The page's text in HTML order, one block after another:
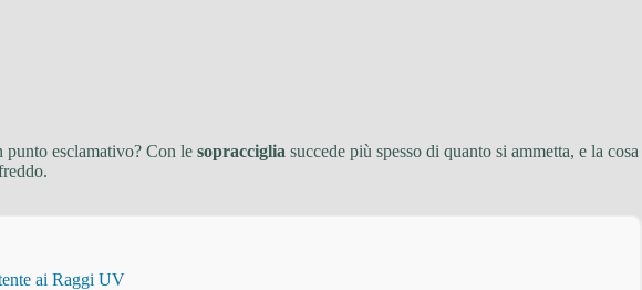
punto esclamativo? Con le sopracciglia succede più spesso di quanto si ammetta, e la cosa
ai Raggi UV